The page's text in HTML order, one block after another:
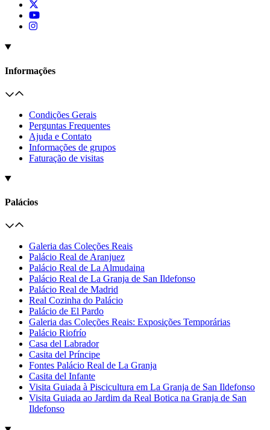
Informações
Condições Gerais
Perguntas Frequentes
Ajuda e Contato
Informações de grupos
Faturação de visitas
Palácios
Galeria das Coleções Reais
Palácio Real de Aranjuez
Palácio Real de La Almudaina
Palácio Real de La Granja de San Ildefonso
Palácio Real de Madrid
Real Cozinha do Palácio
Palácio de El Pardo
Galeria das Coleções Reais: Exposições Temporárias
Palácio Riofrío
Casa del Labrador
Casita del Príncipe
Fontes Palácio Real de La Granja
Casita del Infante
Visita Guiada à Piscicultura em La Granja de San Ildefonso
Visita Guiada ao Jardim da Real Botica na Granja de San
Ildefonso